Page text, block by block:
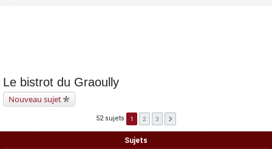
Le bistrot du Graoully
Nouveau sujet
52 sujets 1 2 3
Sujets